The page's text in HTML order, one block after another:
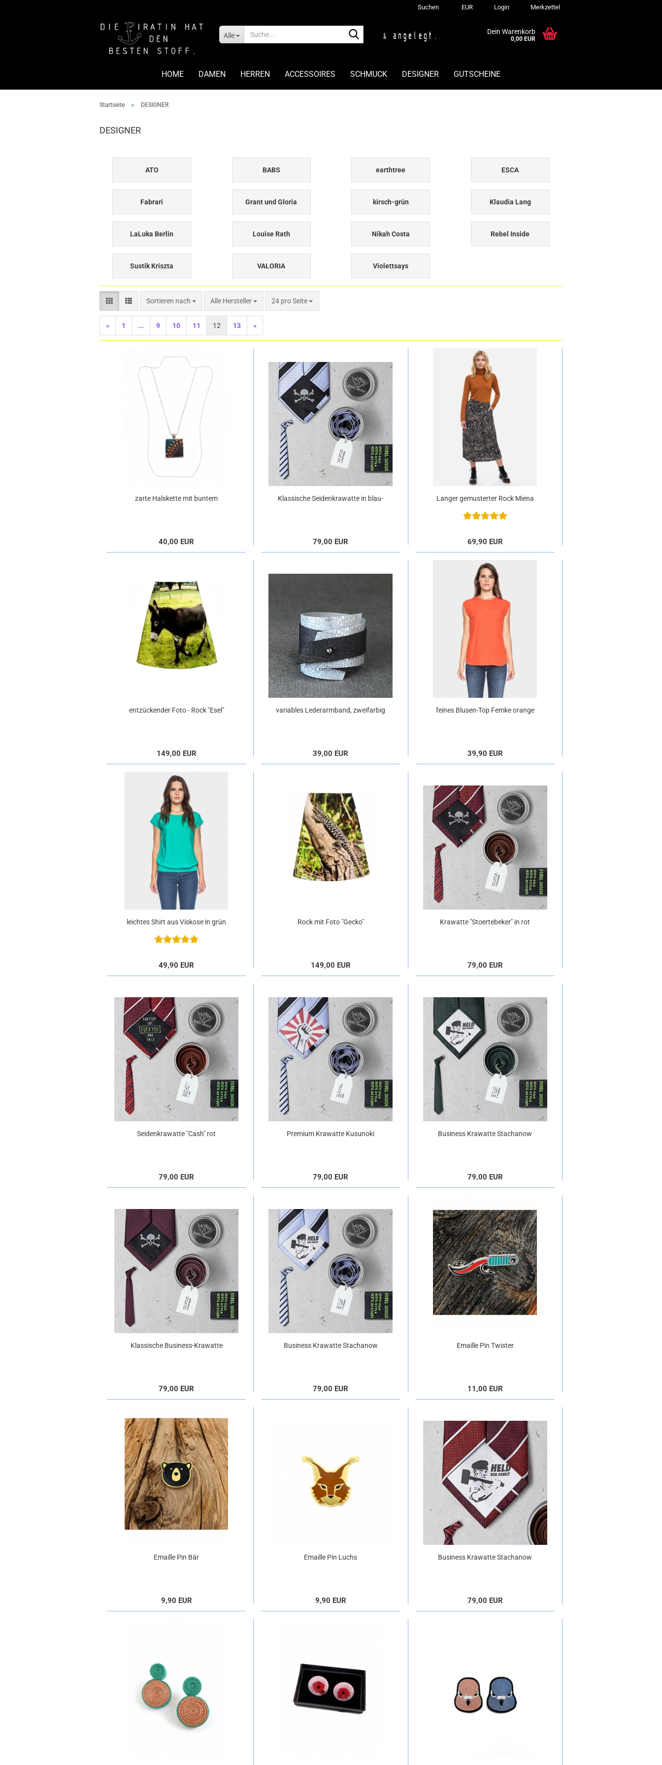
Suchen EUR Login Merkzettel
Alle Dein Warenkorb
0,00 EUR
HOME DAMEN HERREN ACCESSOIRES SCHMUCK DESIGNER GUTSCHEINE
Startseite » DESIGNER
DESIGNER
ATO BABS earthtree ESCA
Fabrari Grant und Gloria kirsch-grün Klaudia Lang
LaLuka Berlin Louise Rath Nikah Costa Rebel Inside
Sustik Kriszta VALORIA Violettsays
Sortieren nach
Sortieren nach Alle Hersteller 24 pro Seite
pro Seite
« 1 ... 9 10 11 12 13 »
zarte Halskette mit buntem
40,00 EUR
Klassische Seidenkrawatte in blau-
79,00 EUR
Langer gemusterter Rock Miena
69,90 EUR
entzückender Foto - Rock "Esel"
149,00 EUR
variables Lederarmband, zweifarbig
39,00 EUR
feines Blusen-Top Femke orange
39,90 EUR
leichtes Shirt aus Viskose in grün
49,90 EUR
Rock mit Foto "Gecko"
149,00 EUR
Krawatte "Stoertebeker" in rot
79,00 EUR
Seidenkrawatte "Cash" rot
79,00 EUR
Premium Krawatte Kusunoki
79,00 EUR
Business Krawatte Stachanow
79,00 EUR
Klassische Business-Krawatte
79,00 EUR
Business Krawatte Stachanow
79,00 EUR
Emaille Pin Twister
11,00 EUR
Emaille Pin Bär
9,90 EUR
Emaille Pin Luchs
9,90 EUR
Business Krawatte Stachanow
79,00 EUR